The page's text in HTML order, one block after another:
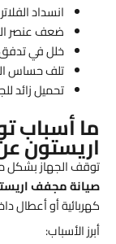
انسداد الفلاتر
ضعف عنصر
خلل في تدفق
تلف حساس
تحميل زائد
ما أسباب
اريستون
توقف الجهاز بشكل
صيانة مجفف
كهربائية أو أعطال
أبرز الأسباب: